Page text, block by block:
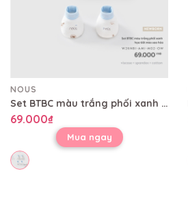
NOUS
Set BTBC màu trắng phối xanh họa tiết mèo sao hỏa
69.000₫
Mua ngay